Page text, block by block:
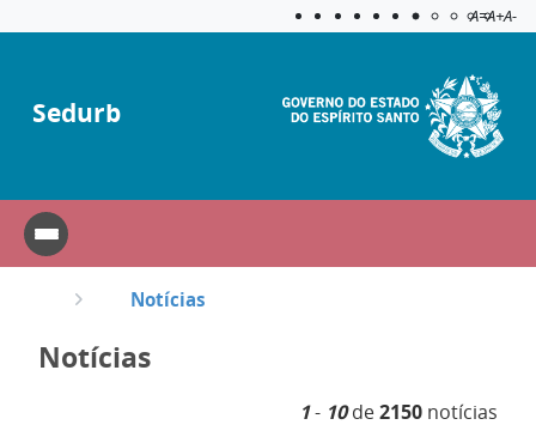
Aplicar
A=A+A-
Sedurb
Notícias
Notícias
1- 10de2150 notícias